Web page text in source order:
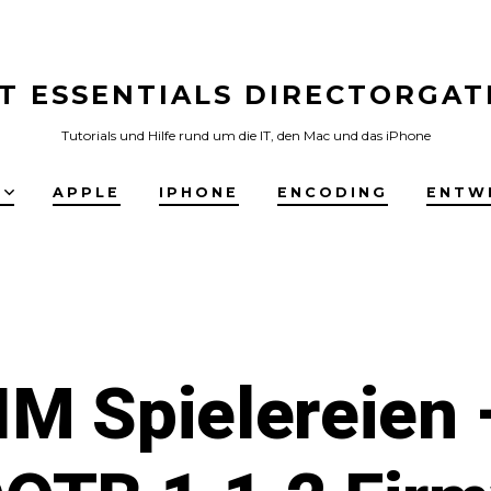
ESSENTIALS
Tutorials und Hilfe rund um die IT, den Mac und das iPhone
APPLE IPHONE ENCODING